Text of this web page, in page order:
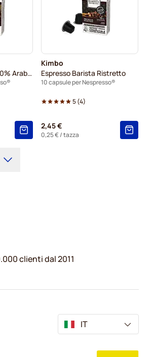
Espresso Barista 100% Arabica
Kimbo
Espresso Barista Ristretto
10 capsule per Nespresso®
5(4)
2,45 €
0,25 €/ tazza
clienti dal 2011
IT